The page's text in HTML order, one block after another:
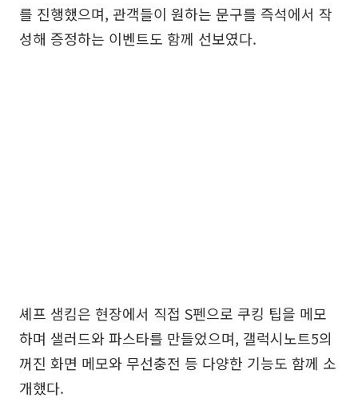
를 진행했으며, 관객들이 원하는 문구를 즉석에서 작
성해 증정하는 이벤트도 함께 선보였다.
셰프 샘킴은 현장에서 직접 S펜으로 쿠킹 팁을 메모
하며 샐러드와 파스타를 만들었으며, 갤럭시노트5의
꺼진 화면 메모와 무선충전 등 다양한 기능도 함께 소
개했다.